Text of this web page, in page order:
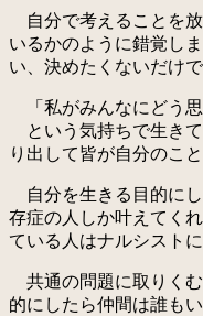
自分で考えることを
いるかのように錯覚し
い、決めたくないだけで
「私がみんなにどう思
という気持ちで生き
り出して皆が自分のこ
自分を生きる目的に
存症の人しか叶えてく
ている人はナルシスト
共通の問題に取りく
的にしたら仲間は誰も